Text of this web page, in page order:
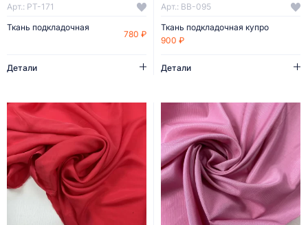
Арт.: PT-171
Ткань подкладочная
780 ₽
Детали
Арт.: BB-095
Ткань подкладочная купро
900 ₽
Детали